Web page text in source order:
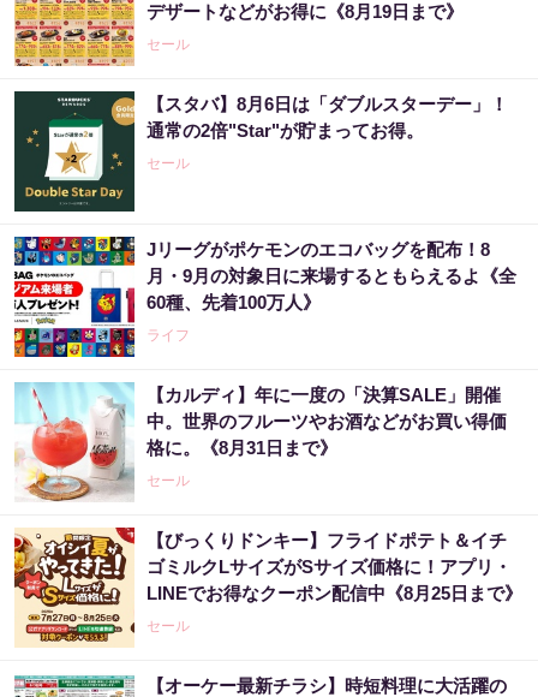
デザートなどがお得に《8月19日まで》
セール
【スタバ】8月6日は「ダブルスターデー」！
通常の2倍"Star"が貯まってお得。
セール
Jリーグがポケモンのエコバッグを配布！8
月・9月の対象日に来場するともらえるよ《全
60種、先着100万人》
ライフ
【カルディ】年に一度の「決算SALE」開催
中。世界のフルーツやお酒などがお買い得価
格に。《8月31日まで》
セール
【びっくりドンキー】フライドポテト＆イチ
ゴミルクLサイズがSサイズ価格に！アプリ・
LINEでお得なクーポン配信中《8月25日まで》
セール
【オーケー最新チラシ】時短料理に大活躍の